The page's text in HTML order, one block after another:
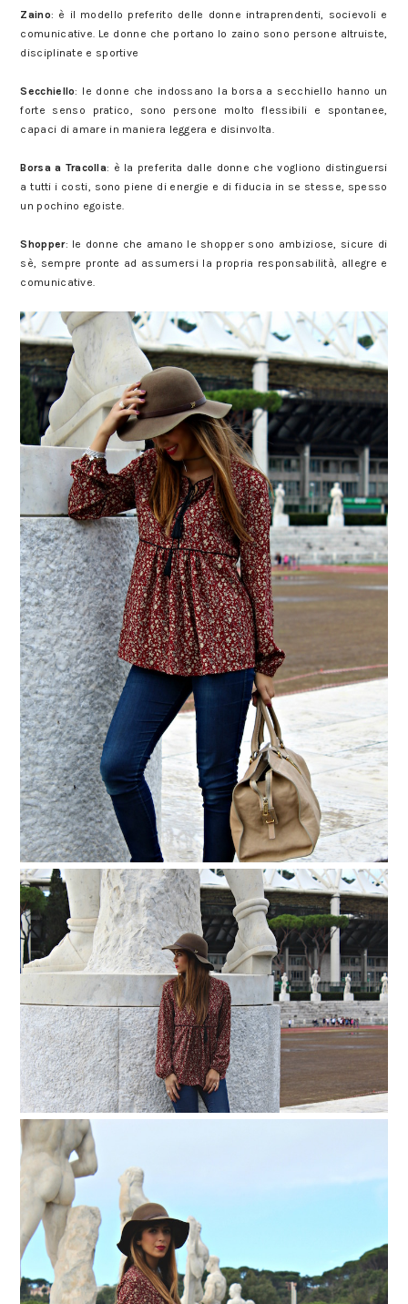
Zaino: è il modello preferito delle donne intraprendenti, socievoli e
comunicative. Le donne che portano lo zaino sono persone altruiste,
disciplinate e sportive
Secchiello: le donne che indossano la borsa a secchiello hanno un
forte senso pratico, sono persone molto flessibili e spontanee,
capaci di amare in maniera leggera e disinvolta.
Borsa a Tracolla: è la preferita dalle donne che vogliono distinguersi
a tutti i costi, sono piene di energie e di fiducia in se stesse, spesso
un pochino egoiste.
Shopper: le donne che amano le shopper sono ambiziose, sicure di
sè, sempre pronte ad assumersi la propria responsabilità, allegre e
comunicative.